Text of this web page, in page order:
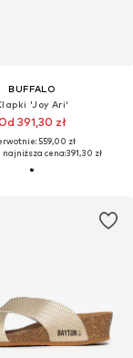
BUFFALO
'Joy Ari'
391,30 zł
559,00 zł
cena:391,30 zł